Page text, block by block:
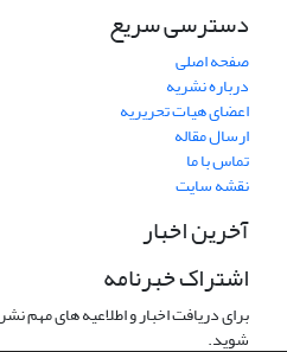
دسترسی سریع
صفحه اصلی
درباره نشریه
اعضای هیات تحریریه
ارسال مقاله
تماس با ما
نقشه سایت
آخرین اخبار
اشتراک خبرنامه
برای دریافت اخبار و اطلاعیه های مهم
شوید.